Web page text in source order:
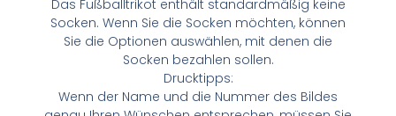
Das Fußballtrikot enthält standardmäßig keine
Socken. Wenn Sie die Socken möchten, können
Sie die Optionen auswählen, mit denen die
Socken bezahlen sollen.
Drucktipps:
Wenn der Name und die Nummer des Bildes